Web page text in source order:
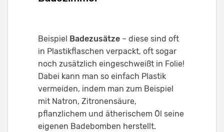
Beispiel Badezusätze – diese sind oft
in Plastikflaschen verpackt, oft sogar
noch zusätzlich eingeschweißt in Folie!
Dabei kann man so einfach Plastik
vermeiden, indem man zum Beispiel
mit Natron, Zitronensäure,
pflanzlichem und ätherischem Öl seine
eigenen Badebomben herstellt.